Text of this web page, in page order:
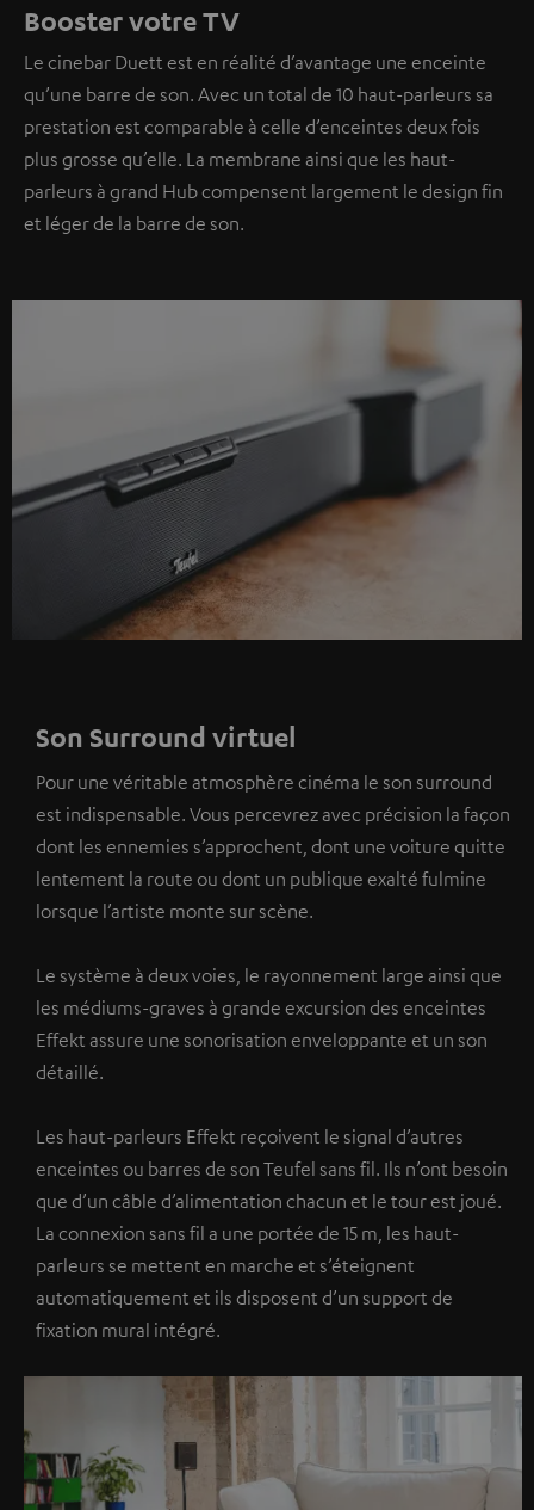
Booster votre TV
Le cinebar Duett est en réalité d’avantage une enceinte
qu’une barre de son. Avec un total de 10 haut-parleurs sa
prestation est comparable à celle d’enceintes deux fois
plus grosse qu’elle. La membrane ainsi que les haut-
parleurs à grand Hub compensent largement le design fin
et léger de la barre de son.
Son Surround virtuel
Pour une véritable atmosphère cinéma le son surround
est indispensable. Vous percevrez avec précision la façon
dont les ennemies s’approchent, dont une voiture quitte
lentement la route ou dont un publique exalté fulmine
lorsque l’artiste monte sur scène.
Le système à deux voies, le rayonnement large ainsi que
les médiums-graves à grande excursion des enceintes
Effekt assure une sonorisation enveloppante et un son
détaillé.
Les haut-parleurs Effekt reçoivent le signal d’autres
enceintes ou barres de son Teufel sans fil. Ils n’ont besoin
que d’un câble d’alimentation chacun et le tour est joué.
La connexion sans fil a une portée de 15 m, les haut-
parleurs se mettent en marche et s’éteignent
automatiquement et ils disposent d’un support de
fixation mural intégré.